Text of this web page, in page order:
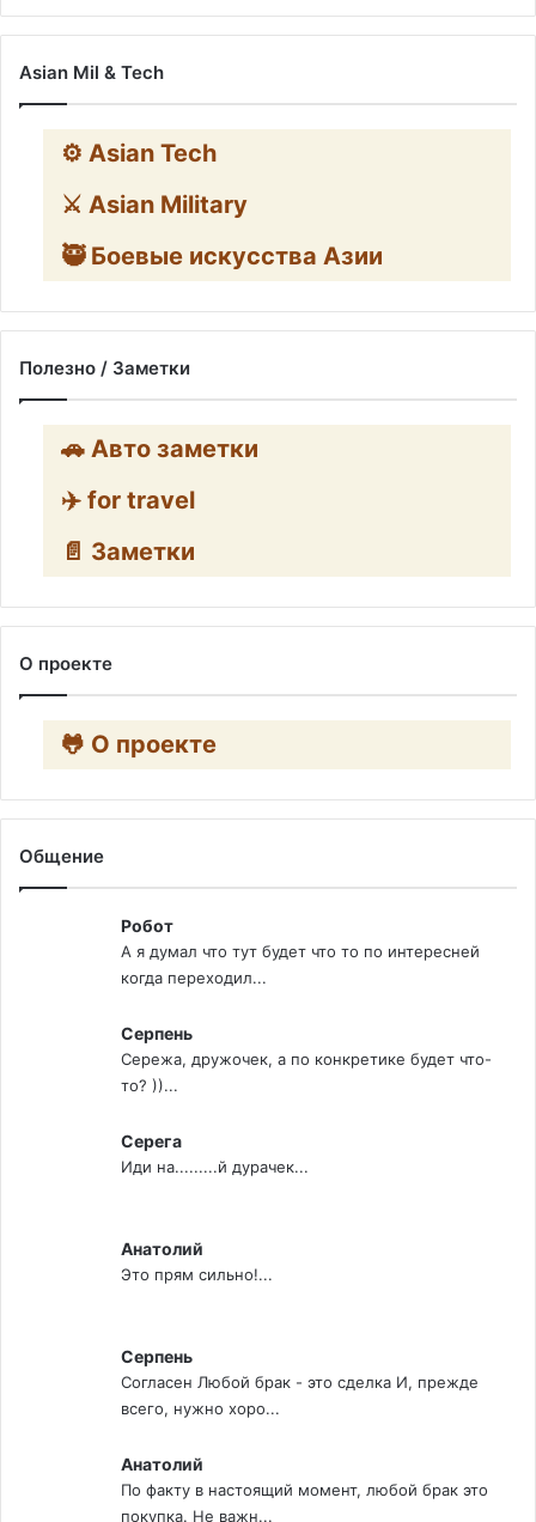
Asian Mil & Tech
⚙️ Asian Tech
⚔️ Asian Military
🥷 Боевые искусства Азии
Полезно / Заметки
🚗 Авто заметки
✈️ for travel
📄 Заметки
О проекте
🐸 О проекте
Общение
Робот
А я думал что тут будет что то по интересней
когда переходил...
Серпень
Сережа, дружочек, а по конкретике будет что-
то? ))...
Серега
Иди на.........й дурачек...
Анатолий
Это прям сильно!...
Серпень
Согласен Любой брак - это сделка И, прежде
всего, нужно хоро...
Анатолий
По факту в настоящий момент, любой брак это
покупка. Не важн...